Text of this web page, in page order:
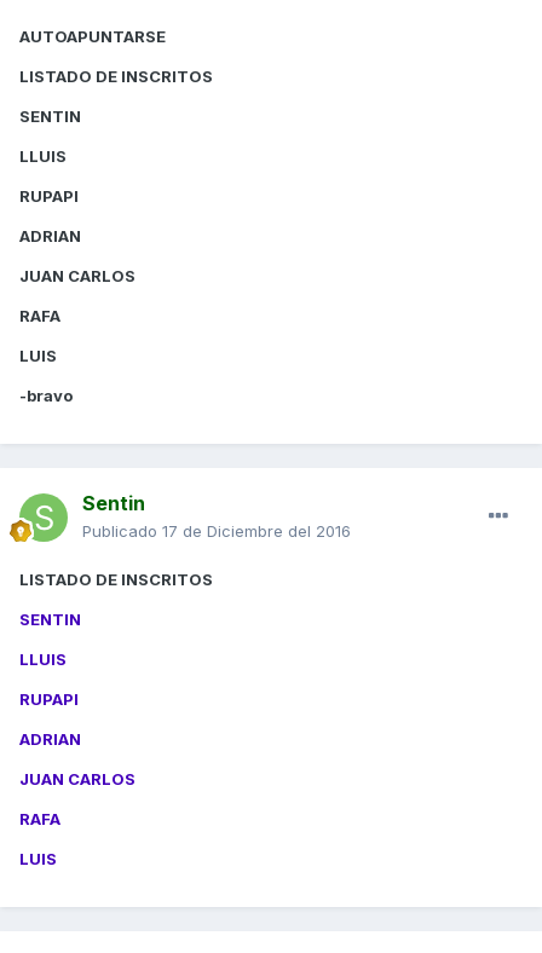
AUTOAPUNTARSE
LISTADO DE INSCRITOS
SENTIN
LLUIS
RUPAPI
ADRIAN
JUAN CARLOS
RAFA
LUIS
-bravo
Sentin
Publicado 17 de Diciembre del 2016
LISTADO DE INSCRITOS
SENTIN
LLUIS
RUPAPI
ADRIAN
JUAN CARLOS
RAFA
LUIS